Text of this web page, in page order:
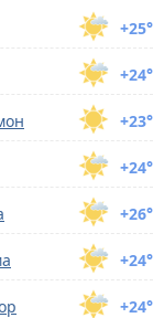
+25°
+24°
+23°
+24°
+26°
+24°
+24°